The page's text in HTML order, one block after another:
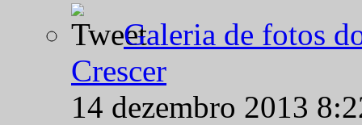
Galeria de fotos
Crescer
14 dezembro 2013